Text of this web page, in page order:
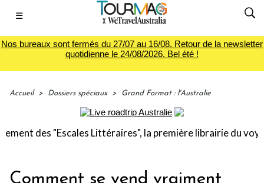
☰
Nos bureaux sont fermés du 27/07 au 16/08. Retour de la newsletter
quotidienne le 24/08/2026. Bel été !
Accueil > Dossiers spéciaux > Grand Format : l'Australie
"Escales Littéraires", la première librairie du voyage Le
Comment se vend vraiment